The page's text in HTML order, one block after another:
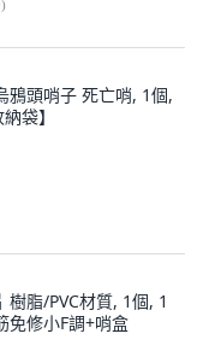
)
鴉頭哨子 死亡哨, 1個,
袋】
樹脂/PVC材質, 1個, 1
免修小F調+哨盒